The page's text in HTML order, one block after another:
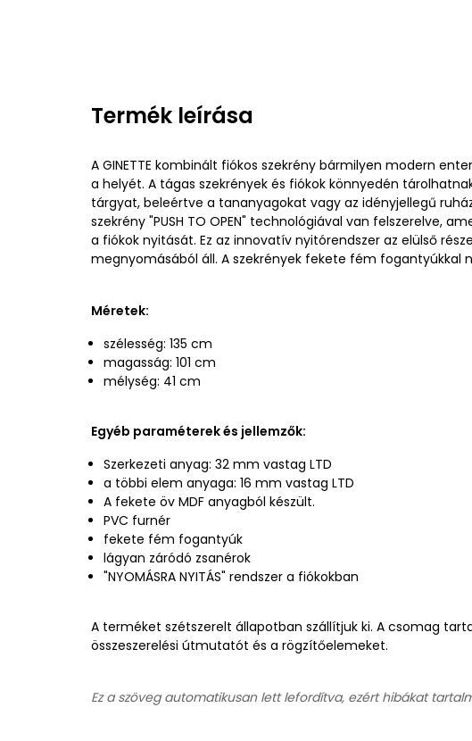
Termék leírása
A GINETTE kombinált fiókos szekrény bármilyen modern
a helyét. A tágas szekrények és fiókok könnyedén
tárgyat, beleértve a tananyagokat vagy az idényjellegű
szekrény "PUSH TO OPEN" technológiával van felszerelve,
a fiókok nyitását. Ez az innovatív nyitórendszer az elülső
megnyomásából áll. A szekrények fekete fém fogantyúkkal
Méretek:
szélesség: 135 cm
magasság: 101 cm
mélység: 41 cm
Egyéb paraméterek és jellemzők:
Szerkezeti anyag: 32 mm vastag LTD
a többi elem anyaga: 16 mm vastag LTD
A fekete öv MDF anyagból készült.
PVC furnér
fekete fém fogantyúk
lágyan záródó zsanérok
"NYOMÁSRA NYITÁS" rendszer a fiókokban
A terméket szétszerelt állapotban szállítjuk ki. A csomag
összeszerelési útmutatót és a rögzítőelemeket.
Ez a szöveg automatikusan lett lefordítva, ezért hibákat